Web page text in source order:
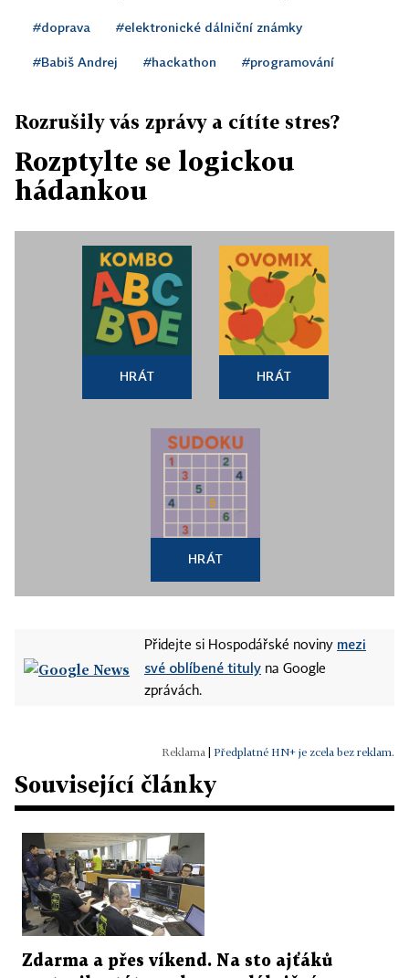
#doprava #elektronické dálniční známky
#Babiš Andrej #hackathon #programování
Rozrušily vás zprávy a cítíte stres?
Rozptylte se logickou
hádankou
HRÁT HRÁT
HRÁT
Přidejte si Hospodářské noviny mezi
své oblíbené tituly na Google
zprávách.
Předplatné HN+ je zcela bez reklam.
Související články
Zdarma a přes víkend. Na sto ajťáků